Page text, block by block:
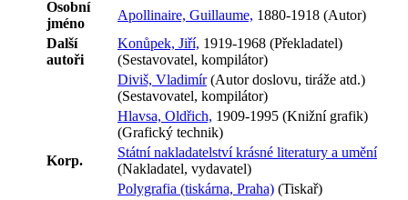
Osobní
jméno
Apollinaire, Guillaume, 1880-1918 (Autor)
Další
autoři
Konůpek, Jiří, 1919-1968 (Překladatel)
(Sestavovatel, kompilátor)
Diviš, Vladimír(Autor doslovu, tiráže atd.)
(Sestavovatel, kompilátor)
Hlavsa, Oldřich, 1909-1995 (Knižní grafik)
(Grafický technik)
Korp.
Státní nakladatelství krásné literatury a umění
(Nakladatel, vydavatel)
Polygrafia (tiskárna, Praha) (Tiskař)